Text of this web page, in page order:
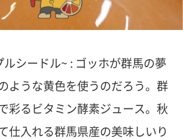
シードル~ : ゴッホが群馬の夢
ような黄色を使うのだろう。群
彩るビタミン酵素ジュース。秋
仕入れる群馬県産の美味しいり